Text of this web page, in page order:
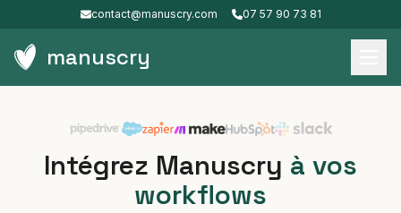
contact@manuscry.com 07 57 90 73 81
manuscry
Intégrez Manuscry à vos
workflows